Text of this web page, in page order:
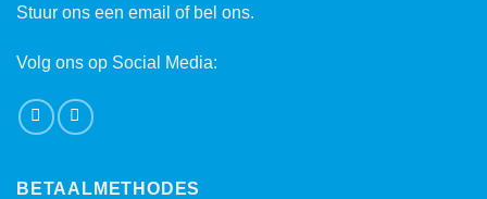
Stuur ons een email of bel ons.
Volg ons op Social Media:
BETAALMETHODES